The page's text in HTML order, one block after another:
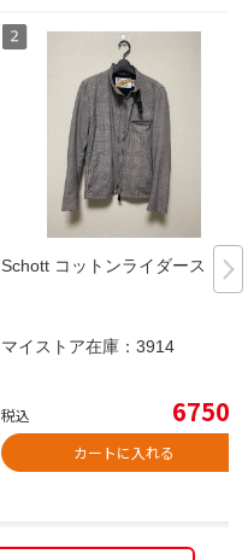
Schott コットンライダース
マイストア在庫： 3914
税込 6750
カートに入れる